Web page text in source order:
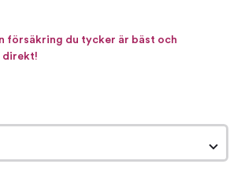
försäkring du tycker är bäst och
direkt!